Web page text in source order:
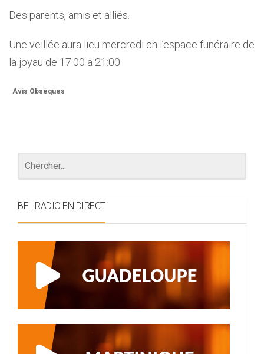
Des parents, amis et alliés.
Une veillée aura lieu mercredi en l’espace funéraire de
la joyau de 17:00 à 21:00
Avis Obsèques
BEL RADIO EN DIRECT